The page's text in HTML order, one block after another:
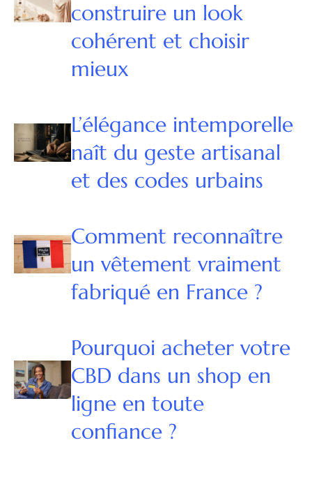
construire un look
cohérent et choisir
mieux
L’élégance intemporelle
naît du geste artisanal
et des codes urbains
Comment reconnaître
un vêtement vraiment
fabriqué en France ?
Pourquoi acheter votre
CBD dans un shop en
ligne en toute
confiance ?